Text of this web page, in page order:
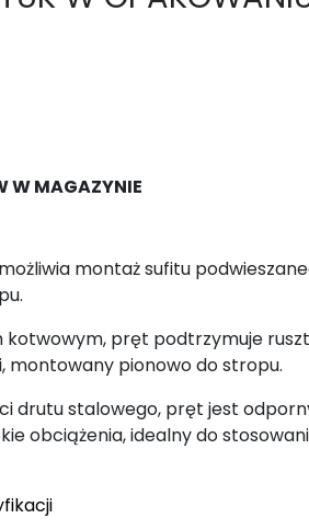
W MAGAZYNIE
montaż sufitu
kotwowym, pręt podtrzymuje
montowany pionowo do stropu.
drutu stalowego, pręt jest
obciążenia, idealny do